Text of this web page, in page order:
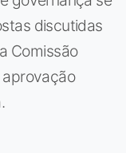
discutidas
Comissão